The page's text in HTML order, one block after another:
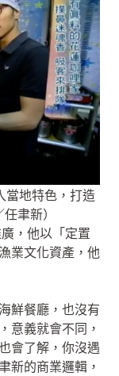
當地特色，打造
聿新）
，他以「定置
業文化資產，他
鮮餐廳，也沒有
意義就會不同，
會了解，你沒遇
新的商業邏輯，